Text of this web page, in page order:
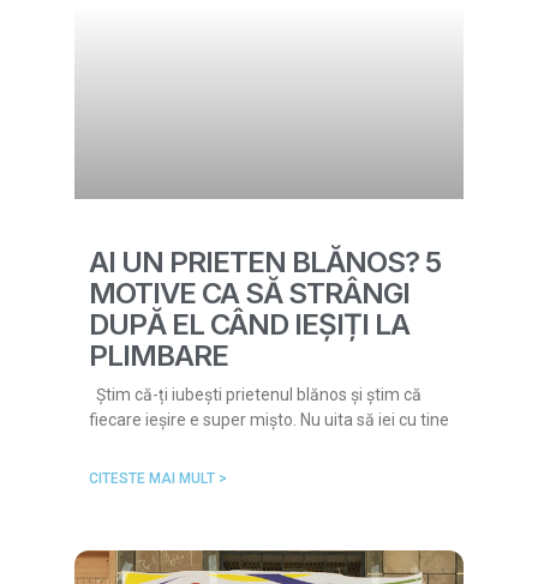
AI UN PRIETEN BLĂNOS? 5
MOTIVE CA SĂ STRÂNGI
DUPĂ EL CÂND IEȘIȚI LA
PLIMBARE
Știm că-ți iubești prietenul blănos și știm că
fiecare ieșire e super mișto. Nu uita să iei cu tine
CITESTE MAI MULT >